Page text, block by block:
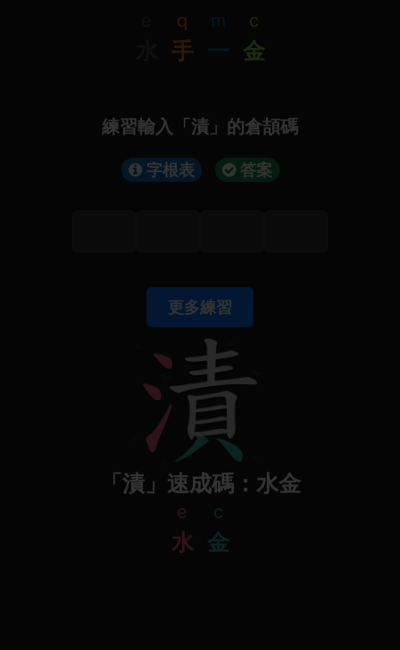
q
手
m
一
c
金
練習輸入「漬」的倉頡碼
字根表 答案
更多練習
「漬」速成碼：水金
e
水
c
金